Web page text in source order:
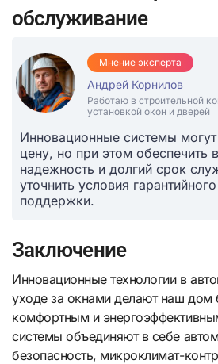
обслуживание
Мнение эксперта
Андрей Корнилов
Работаю в строительной
установкой окон и дверей
Инновационные системы
цену, но при этом обеспечить
надежность и долгий срок
уточнить условия
поддержки.
Заключение
Инновационные технологии в
уходе за окнами делают наш дом
комфортным и
системы объединяют в себе
безопасность, микроклимат-